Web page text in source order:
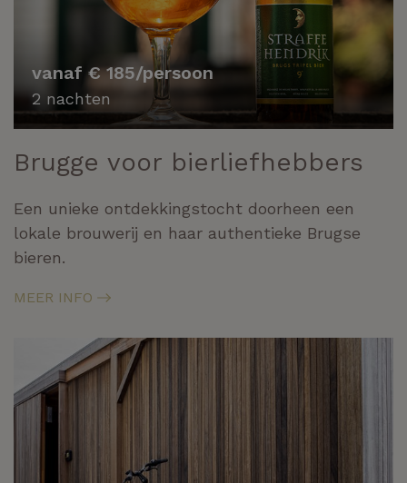
vanaf € 185/persoon
2 nachten
Brugge voor bierliefhebbers
Een unieke ontdekkingstocht doorheen een
lokale brouwerij en haar authentieke Brugse
bieren.
MEER INFO